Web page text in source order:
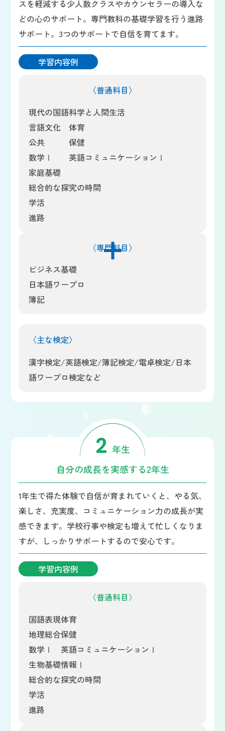
スを軽減する少人数クラスやカウンセラーの導入な
どの心のサポート。専門教科の基礎学習を行う進路
サポート。3つのサポートで自信を育てます。
学習内容例
〈普通科目〉
現代の国語
言語文化
公共
数学Ⅰ
科学と人間生活
体育
保健
英語コミュニケーションⅠ
家庭基礎
総合的な探究の時間
学活
進路
〈専門科目〉
ビジネス基礎
日本語ワープロ
簿記
〈主な検定〉
漢字検定/英語検定/簿記検定/電卓検定/日本
語ワープロ検定など
2 年生
自分の成長を実感する2年生
1年生で得た体験で自信が育まれていくと、やる気、
楽しさ、充実度、コミュニケーション力の成長が実
感できます。学校行事や検定も増えて忙しくなりま
すが、しっかりサポートするので安心です。
学習内容例
〈普通科目〉
国語表現
地理総合
数学Ⅰ
生物基礎
体育
保健
英語コミュニケーションⅠ
情報Ⅰ
総合的な探究の時間
学活
進路